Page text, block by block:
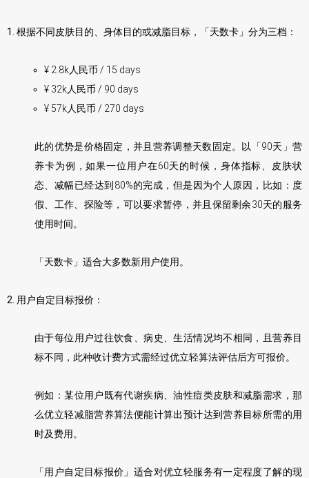
1. 根据不同皮肤目的、身体目的或减脂目标， 「天数卡」 分为三档：
¥ 2.8k人民币 / 15 days
¥ 32k人民币 / 90 days
¥ 57k人民币 / 270 days
此的优势是价格固定，并且营养调整天数固定。以「90天」营
养卡为例，如果一位用户在60天的时候，身体指标、皮肤状
态、减幅已经达到80%的完成，但是因为个人原因，比如：度
假、工作、探险等，可以要求暂停，并且保留剩余30天的服务
使用时间。
「天数卡」适合大多数新用户使用。
2. 用户自定目标报价：
由于每位用户过往饮食、病史、生活情况均不相同，且营养目
标不同，此种收计费方式需经过优立轻算法评估后方可报价。
例如：某位用户既有代谢疾病、油性痘类皮肤和减脂需求，那
么优立轻减脂营养算法便能计算出预计达到营养目标所需的用
时及费用。
「用户自定目标报价」适合对优立轻服务有一定程度了解的现